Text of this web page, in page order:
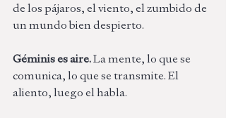
de los pájaros, el viento, el zumbido de
un mundo bien despierto.
Géminis es aire. La mente, lo que se
comunica, lo que se transmite. El
aliento, luego el habla.